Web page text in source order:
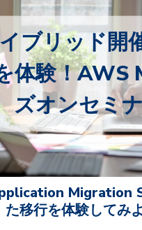
ブリッド開
体験！AWS
ズオンセミ
Migration
た移行を体験してみ